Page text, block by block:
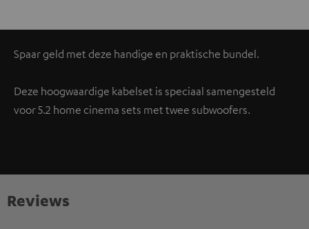
Spaar geld met deze handige en praktische bundel.
Deze hoogwaardige kabelset is speciaal samengesteld
voor 5.2 home cinema sets met twee subwoofers.
Reviews